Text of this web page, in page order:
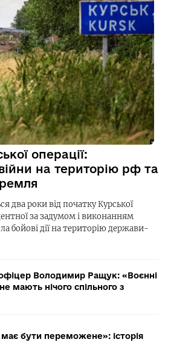
операції:
на територію рф та
два роки від початку Курської
за задумом і виконанням
бойові дії на територію держави-
Володимир Ращук: «Воєнні
мають нічого спільного з
бути переможене»: історія